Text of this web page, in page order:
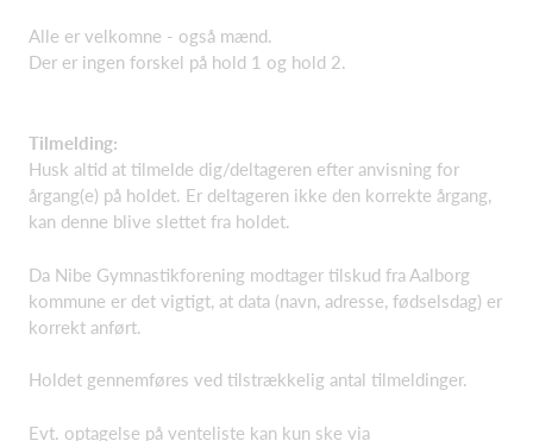
Alle er velkomne - også mænd.
Der er ingen forskel på hold 1 og hold 2.
Tilmelding:
Husk altid at tilmelde dig/deltageren efter anvisning for
årgang(e) på holdet. Er deltageren ikke den korrekte årgang,
kan denne blive slettet fra holdet.
Da Nibe Gymnastikforening modtager tilskud fra Aalborg
kommune er det vigtigt, at data (navn, adresse, fødselsdag) er
korrekt anført.
Holdet gennemføres ved tilstrækkelig antal tilmeldinger.
Evt. optagelse på venteliste kan kun ske via